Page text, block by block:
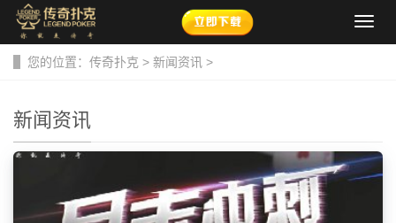
导
您的位置： 传奇扑克 > 新闻资讯 >
新闻资讯